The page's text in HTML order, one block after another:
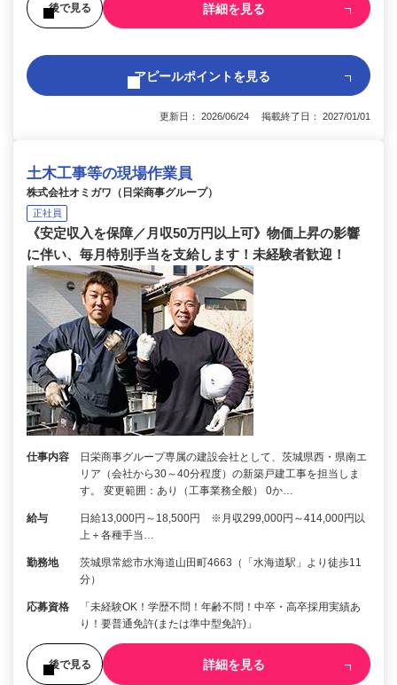
後で見る 詳細を見る
アピールポイントを見る
更新日： 2026/06/24 掲載終了日： 2027/01/01
土木工事等の現場作業員
株式会社オミガワ（日栄商事グループ）
正社員
《安定収入を保障／月収50万円以上可》物価上昇の影響
に伴い、毎月特別手当を支給します！未経験者歓迎！
仕事内容
日栄商事グループ専属の建設会社として、茨城県西・県南エ
リア（会社から30～40分程度）の新築戸建工事を担当しま
す。 変更範囲：あり（工事業務全般） 0か…
給与
日給13,000円～18,500円 ※月収299,000円～414,000円以
上＋各種手当…
勤務地
茨城県常総市水海道山田町4663（「水海道駅」より徒歩11
分）
応募資格
「未経験OK！学歴不問！年齢不問！中卒・高卒採用実績あ
り！要普通免許(または準中型免許)」
後で見る 詳細を見る